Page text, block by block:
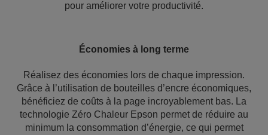
pour améliorer votre productivité.
Économies à long terme
Réalisez des économies lors de chaque impression.
Grâce à l’utilisation de bouteilles d’encre économiques,
bénéficiez de coûts à la page incroyablement bas. La
technologie Zéro Chaleur Epson permet de réduire au
minimum la consommation d’énergie, ce qui permet